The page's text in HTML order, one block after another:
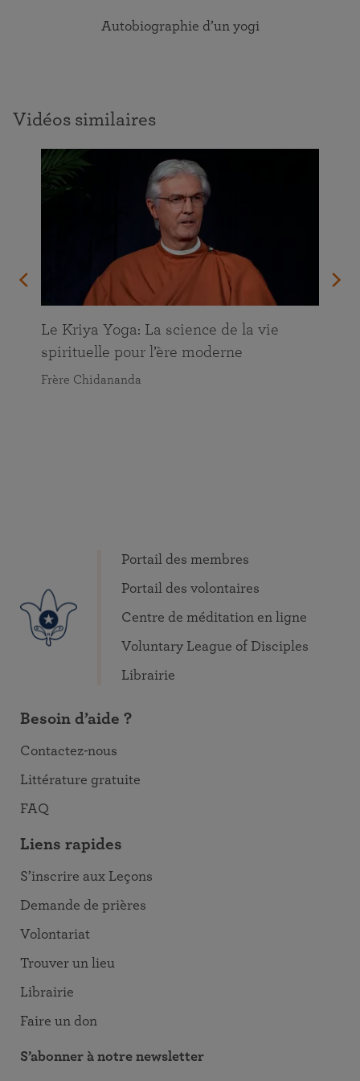
Autobiographie d’un yogi
Vidéos similaires
Le Kriya Yoga: La science de la vie
spirituelle pour l’ère moderne
Frère Chidananda
Portail des membres
Portail des volontaires
Centre de méditation en ligne
Voluntary League of Disciples
Librairie
Besoin d’aide ?
Contactez-nous
Littérature gratuite
FAQ
Liens rapides
S’inscrire aux Leçons
Demande de prières
Volontariat
Trouver un lieu
Librairie
Faire un don
S’abonner à notre newsletter